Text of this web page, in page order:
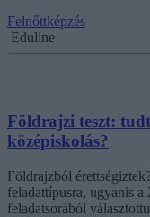
Felnőttképzés
Eduline
Földrajzi teszt:
középiskolás?
Földrajzból
feladattípusra, ugyanis a
feladatsorából